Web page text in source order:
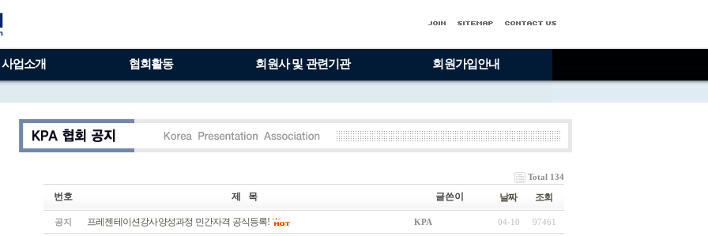
사업소개 협회활동 회원사 및 관련기관 회원가입안내
Total 134
번호 제 목 글쓴이 날짜 조회
공지 프레젠테이션강사양성과정 민간자격 공식등록! KPA 04-10 97461